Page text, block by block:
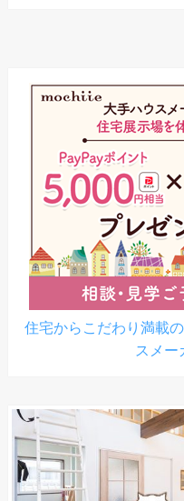
住宅からこだわり満載
スメー